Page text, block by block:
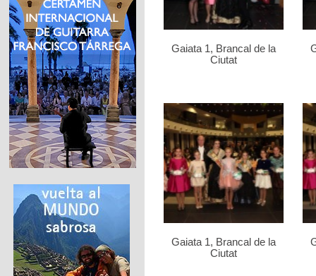
Gaiata 1, Brancal de la
Ciutat
Gaiata 1, Brancal de la
Ciutat